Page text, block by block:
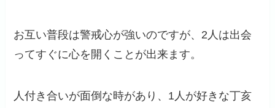
お互い普段は警戒心が強いのですが、2人は出会
ってすぐに心を開くことが出来ます。
人付き合いが面倒な時があり、1人が好きな丁亥